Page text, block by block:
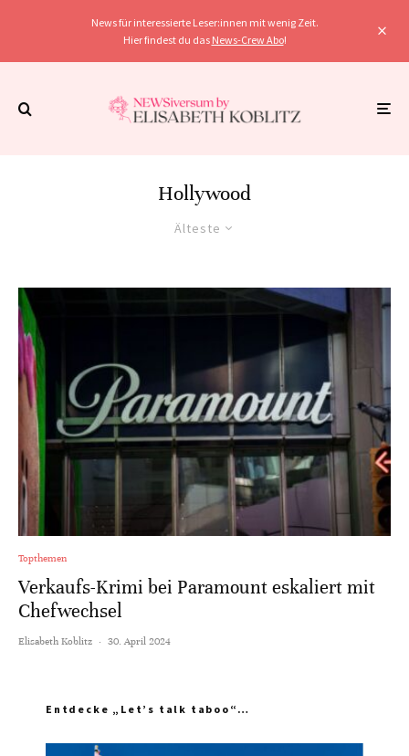
News für interessierte Leser:innen mit wenig Zeit.
Hier findest du das News-Crew Abo!
Hollywood
Älteste
Topthemen
Verkaufs-Krimi bei Paramount eskaliert mit
Chefwechsel
Elisabeth Koblitz · 30. April 2024
Entdecke „Let’s talk taboo“…